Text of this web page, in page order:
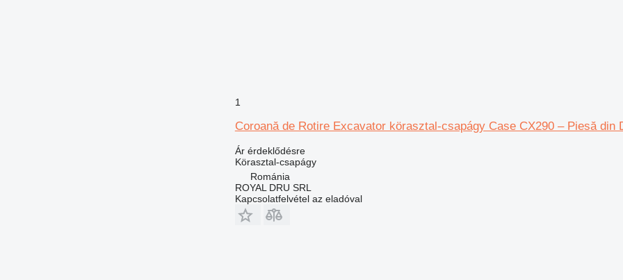
1
Coroană de Rotire Excavator körasztal-csapágy Case CX290 – Piesă din
Ár érdeklődésre
Körasztal-csapágy
Románia
ROYAL DRU SRL
Kapcsolatfelvétel az eladóval